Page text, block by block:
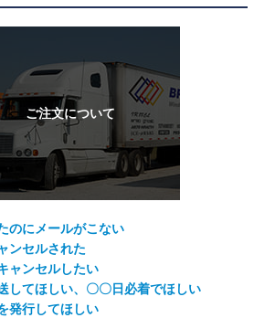
のにメールがこない
ンセルされた
ャンセルしたい
してほしい、〇〇日必着でほしい
発行してほしい